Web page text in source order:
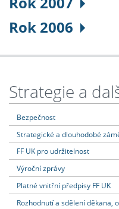
Rok 2006
Strategie a
Bezpečnost
Strategické a dlouhodobé
FF UK pro udržitelnost
Výroční zprávy
Platné vnitřní předpisy FF UK
Rozhodnutí a sdělení děkana,